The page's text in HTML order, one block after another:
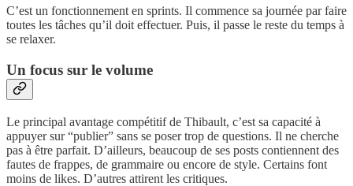
C’est un fonctionnement en sprints. Il commence sa journée par faire
toutes les tâches qu’il doit effectuer. Puis, il passe le reste du temps à
se relaxer.
Un focus sur le volume
Le principal avantage compétitif de Thibault, c’est sa capacité à
appuyer sur “publier” sans se poser trop de questions. Il ne cherche
pas à être parfait. D’ailleurs, beaucoup de ses posts contiennent des
fautes de frappes, de grammaire ou encore de style. Certains font
moins de likes. D’autres attirent les critiques.